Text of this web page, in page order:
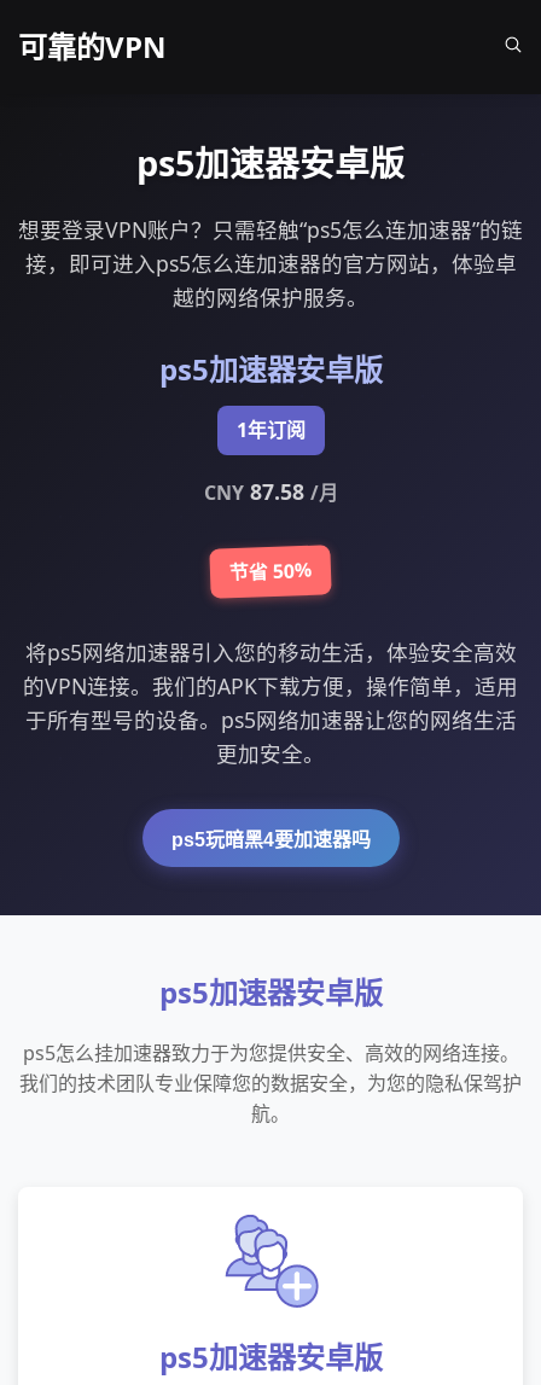
可靠的VPN
ps5加速器安卓版
想要登录VPN账户？只需轻触“ps5怎么连加速器”的链
接，即可进入ps5怎么连加速器的官方网站，体验卓
越的网络保护服务。
ps5加速器安卓版
1年订阅
CNY87.58 /月
节省 50%
将ps5网络加速器引入您的移动生活，体验安全高效
的VPN连接。我们的APK下载方便，操作简单，适用
于所有型号的设备。ps5网络加速器让您的网络生活
更加安全。
ps5玩暗黑4要加速器吗
ps5加速器安卓版
ps5怎么挂加速器致力于为您提供安全、高效的网络连接。
我们的技术团队专业保障您的数据安全，为您的隐私保驾护
航。
ps5加速器安卓版